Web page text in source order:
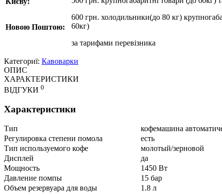
Новою Поштою:
600 грн. холодильники(до 80 кг)
60кг)
за тарифами перевізника
Категориї: Кавоварки
ОПИС
ХАРАКТЕРИСТИКИ
ВІДГУКИ 0
Характеристики
Тип
кофемашина
Регулировка степени помола
есть
Тип используемого кофе
молотый/зерновой
Дисплей
да
Мощность
1450 Вт
Давление помпы
15 бар
Объем резервуара для воды
1.8 л